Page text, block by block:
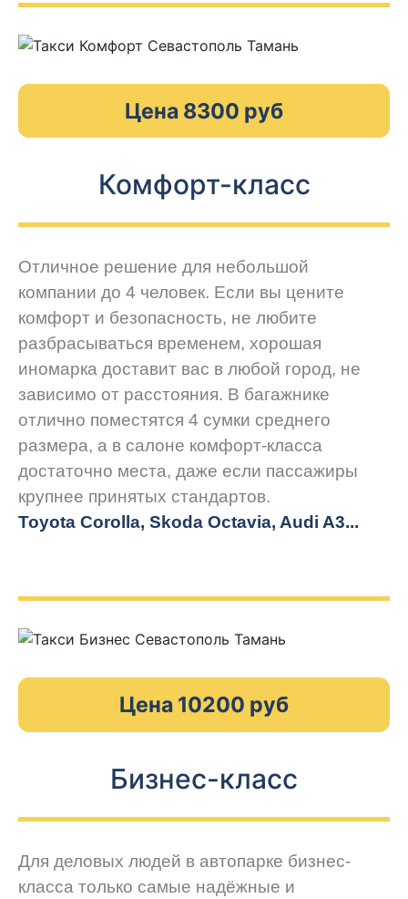
Цена 8300 руб
Комфорт-класс
Отличное решение для небольшой
компании до 4 человек. Если вы цените
комфорт и безопасность, не любите
разбрасываться временем, хорошая
иномарка доставит вас в любой город, не
зависимо от расстояния. В багажнике
отлично поместятся 4 сумки среднего
размера, а в салоне комфорт-класса
достаточно места, даже если пассажиры
крупнее принятых стандартов.
Toyota Corolla, Skoda Octavia, Audi A3...
Цена 10200 руб
Бизнес-класс
Для деловых людей в автопарке бизнес-
класса только самые надёжные и